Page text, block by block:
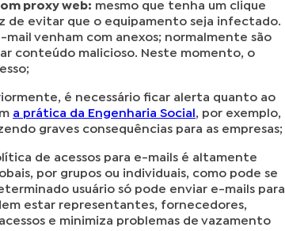
proxy web: mesmo que tenha um clique
de evitar que o equipamento seja infectado.
venham com anexos; normalmente são
conteúdo malicioso. Neste momento, o
é necessário ficar alerta quanto ao
a prática da Engenharia Social , por exemplo,
graves consequências para as empresas;
de acessos para e-mails é altamente
por grupos ou individuais, como pode se
usuário só pode enviar e-mails para
estar representantes, fornecedores,
e minimiza problemas de vazamento